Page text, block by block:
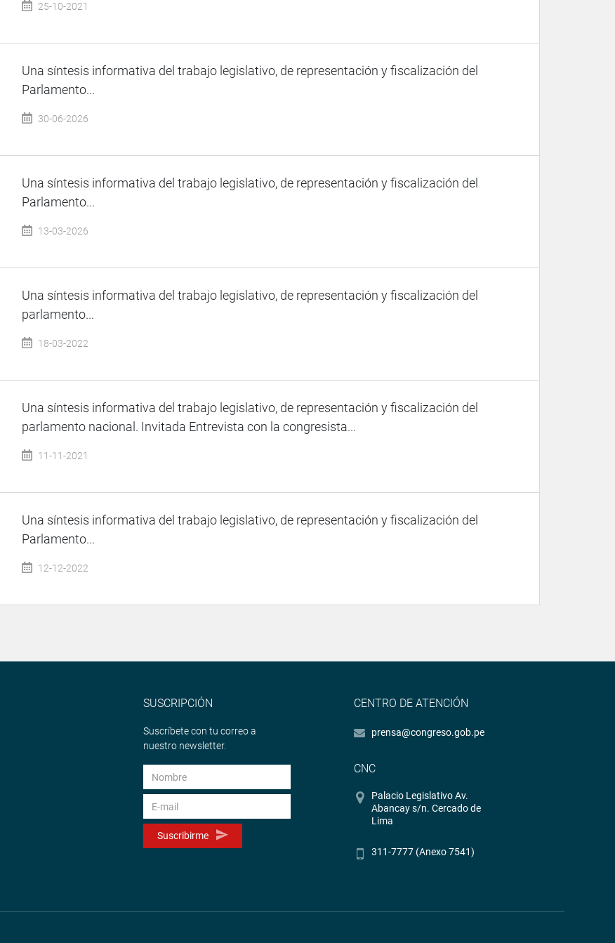
25-10-2021
Una síntesis informativa del trabajo legislativo, de representación y fiscalización del
Parlamento...
30-06-2026
Una síntesis informativa del trabajo legislativo, de representación y fiscalización del
Parlamento...
13-03-2026
Una síntesis informativa del trabajo legislativo, de representación y fiscalización del
parlamento...
18-03-2022
Una síntesis informativa del trabajo legislativo, de representación y fiscalización del
parlamento nacional. Invitada Entrevista con la congresista...
11-11-2021
Una síntesis informativa del trabajo legislativo, de representación y fiscalización del
Parlamento...
12-12-2022
SUSCRIPCIÓN
Suscríbete con tu correo a
nuestro newsletter.
Suscribirme
CENTRO DE ATENCIÓN
prensa@congreso.gob.pe
CNC
Palacio Legislativo Av.
Abancay s/n. Cercado de
Lima
311-7777 (Anexo 7541)